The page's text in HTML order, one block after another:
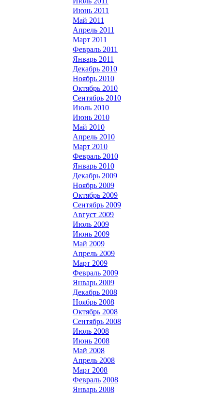
Июнь 2011
Май 2011
Апрель 2011
Март 2011
Февраль 2011
Январь 2011
Декабрь 2010
Ноябрь 2010
Октябрь 2010
Сентябрь 2010
Июль 2010
Июнь 2010
Май 2010
Апрель 2010
Март 2010
Февраль 2010
Январь 2010
Декабрь 2009
Ноябрь 2009
Октябрь 2009
Сентябрь 2009
Август 2009
Июль 2009
Июнь 2009
Май 2009
Апрель 2009
Март 2009
Февраль 2009
Январь 2009
Декабрь 2008
Ноябрь 2008
Октябрь 2008
Сентябрь 2008
Июль 2008
Июнь 2008
Май 2008
Апрель 2008
Март 2008
Февраль 2008
Январь 2008